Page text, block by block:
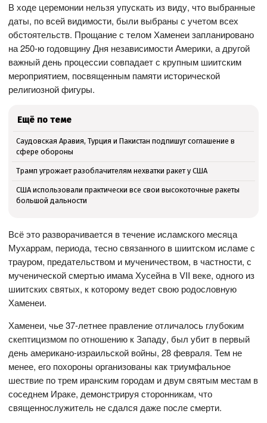
В ходе церемонии нельзя упускать из виду, что выбранные
даты, по всей видимости, были выбраны с учетом всех
обстоятельств. Прощание с телом Хаменеи запланировано
на 250-ю годовщину Дня независимости Америки, а другой
важный день процессии совпадает с крупным шиитским
мероприятием, посвященным памяти исторической
религиозной фигуры.
Ещё по теме
Саудовская Аравия, Турция и Пакистан подпишут соглашение в
сфере обороны
Трамп угрожает разоблачителям нехватки ракет у США
США использовали практически все свои высокоточные ракеты
большой дальности
Всё это разворачивается в течение исламского месяца
Мухаррам, периода, тесно связанного в шиитском исламе с
трауром, предательством и мученичеством, в частности, с
мученической смертью имама Хусейна в VII веке, одного из
шиитских святых, к которому ведет свою родословную
Хаменеи.
Хаменеи, чье 37-летнее правление отличалось глубоким
скептицизмом по отношению к Западу, был убит в первый
день американо-израильской войны, 28 февраля. Тем не
менее, его похороны организованы как триумфальное
шествие по трем иранским городам и двум святым местам в
соседнем Ираке, демонстрируя сторонникам, что
священнослужитель не сдался даже после смерти.